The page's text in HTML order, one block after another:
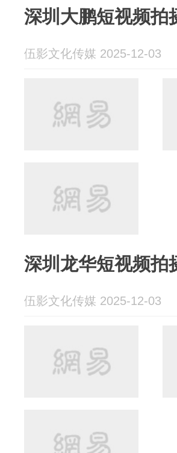
深圳大鹏短视频拍
伍影文化传媒 2025-12-03
深圳龙华短视频拍
伍影文化传媒 2025-12-03